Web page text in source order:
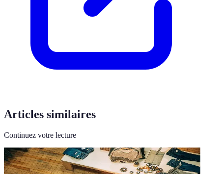
Articles similaires
Continuez votre lecture